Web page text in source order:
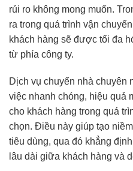
rủi ro không mong muốn.
ra trong quá trình vận
khách hàng sẽ được tối đa
từ phía công ty.
Dịch vụ chuyển nhà chuyên
việc nhanh chóng, hiệu quả
cho khách hàng trong quá
chọn. Điều này giúp tạo
tiêu dùng, qua đó khẳng
lâu dài giữa khách hàng và